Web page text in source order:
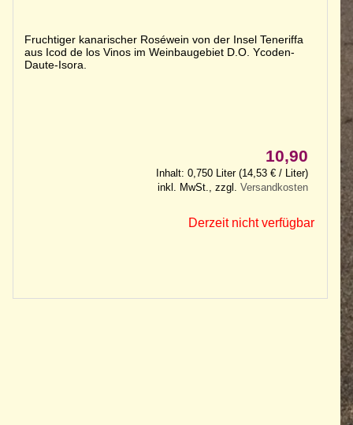
Fruchtiger kanarischer Roséwein von der Insel Teneriffa
aus Icod de los Vinos im Weinbaugebiet D.O. Ycoden-
Daute-Isora.
10,90
Inhalt: 0,750 Liter (14,53 € / Liter)
inkl. MwSt., zzgl.Versandkosten
Derzeit nicht verfügbar